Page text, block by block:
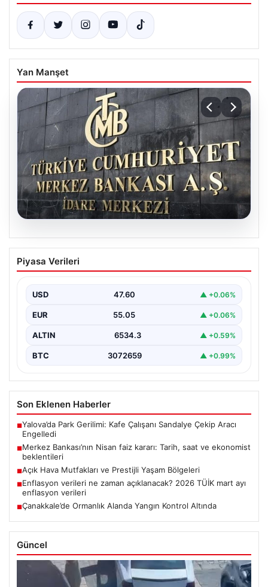
Yan Manşet
05.08.2026
Merkez Bankası’nın Nisan faiz kararı:
Tarih, saat ve ekonomist beklentileri
Kurulu, nisan ayı faiz kararını açıklamak üzere
toplanıyor.…
Piyasa Verileri
USD 47.60 ▲ +0.06%
EUR 55.05 ▲ +0.06%
ALTIN 6534.3 ▲ +0.59%
BTC 3072659 ▲ +0.99%
Son Eklenen Haberler
■Yalova’da Park Gerilimi: Kafe Çalışanı Sandalye Çekip Aracı
Engelledi
■Merkez Bankası’nın Nisan faiz kararı: Tarih, saat ve ekonomist
beklentileri
■Açık Hava Mutfakları ve Prestijli Yaşam Bölgeleri
■Enflasyon verileri ne zaman açıklanacak? 2026 TÜİK mart ayı
enflasyon verileri
■Çanakkale’de Ormanlık Alanda Yangın Kontrol Altında
Güncel